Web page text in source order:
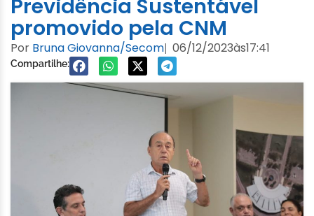
Previdência Sustentável
promovido pela CNM
Por Bruna Giovanna/Secom| 06/12/2023às17:41
Compartilhe: